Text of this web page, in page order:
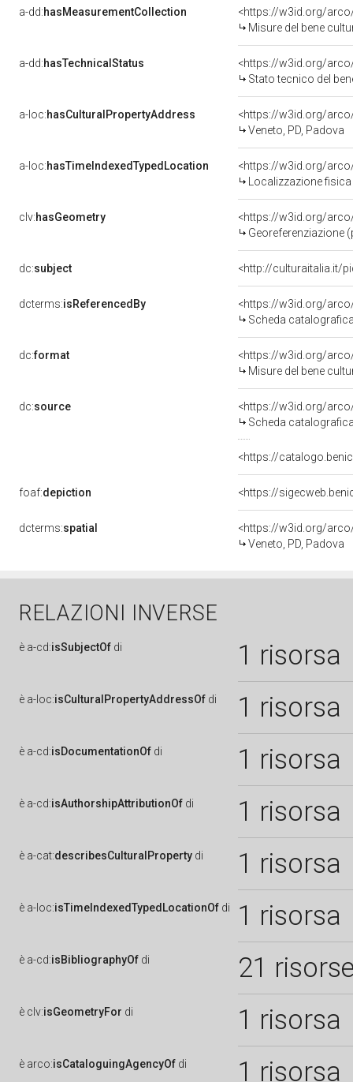
a-dd:hasMeasurementCollection
<https://w3id.org/
Misure del bene
a-dd:hasTechnicalStatus
<https://w3id.org/
Stato tecnico del
a-loc:hasCulturalPropertyAddress
<https://w3id.org/
Veneto, PD, Padova
a-loc:hasTimeIndexedTypedLocation
<https://w3id.org/
Localizzazione
clv:hasGeometry
<https://w3id.org/
Georeferenziazione
dc:subject <http://culturaitalia.it/
dcterms:isReferencedBy
<https://w3id.org/
Scheda
dc:format
<https://w3id.org/
Misure del bene
dc:source
<https://w3id.org/
Scheda
<https://
foaf:depiction <https://
dcterms:spatial
<https://w3id.org/
Veneto, PD, Padova
RELAZIONI INVERSE
è a-cd:isSubjectOf di 1 risorsa
è a-loc:isCulturalPropertyAddressOf di 1 risorsa
è a-cd:isDocumentationOf di 1 risorsa
è a-cd:isAuthorshipAttributionOf di 1 risorsa
è a-cat:describesCulturalProperty di 1 risorsa
è a-loc:isTimeIndexedTypedLocationOf di 1 risorsa
è a-cd:isBibliographyOf di 21
è clv:isGeometryFor di 1 risorsa
è arco:isCataloguingAgencyOf di 1 risorsa